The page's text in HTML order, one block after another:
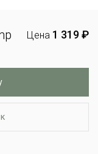
Цена 1 319 ₽